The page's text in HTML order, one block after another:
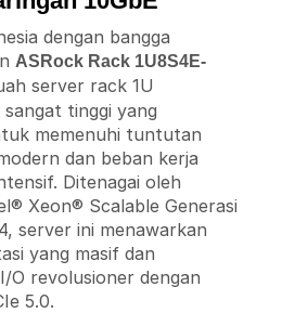
dengan bangga
ASRock Rack 1U8S4E-
server rack 1U
tinggi yang
memenuhi tuntutan
dan beban kerja
Ditenagai oleh
Xeon® Scalable Generasi
server ini menawarkan
yang masif dan
O revolusioner dengan
5.0.